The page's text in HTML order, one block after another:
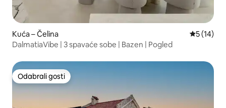
Kuća – Čelina Prosječna
5 (14)
DalmatiaVibe | 3 spavaće sobe | Bazen | Pogled
Odabrali gosti
Odabrali gosti